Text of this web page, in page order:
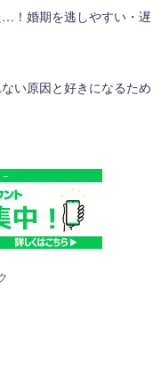
！婚期を逃しやすい・遅
い原因と好きになるため